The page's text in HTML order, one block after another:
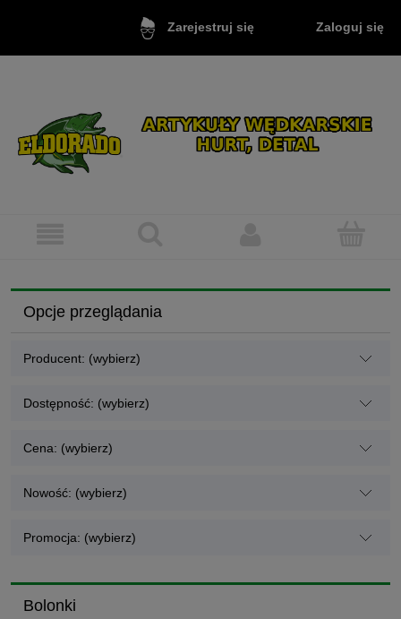
Zarejestruj się Zaloguj się
Opcje przeglądania
Producent: (wybierz)
Dostępność: (wybierz)
Cena: (wybierz)
Nowość: (wybierz)
Promocja: (wybierz)
Bolonki